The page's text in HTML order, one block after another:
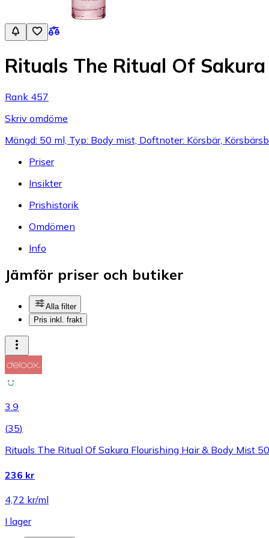
Rituals The Ritual Of
Rank 457
Skriv omdöme
Mängd: 50 ml, Typ: Body mist, Doftnoter: Körsbär,
Priser
Insikter
Prishistorik
Omdömen
Info
Jämför priser och butiker
Alla filter
Pris inkl. frakt
3.9
(35)
Rituals The Ritual Of Sakura Flourishing Hair & Body Mist
236 kr
4,72 kr/ml
I lager